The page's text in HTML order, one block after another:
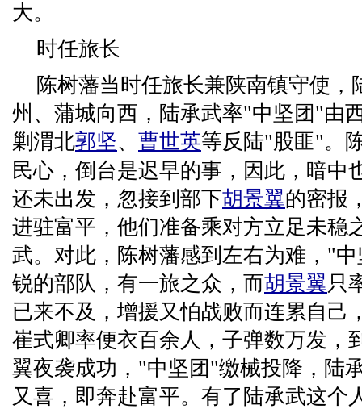
大。
时任旅长
陈树藩当时任旅长兼陕南镇守使
州、蒲城向西，陆承武率"中坚团"由
剿渭北郭坚、 曹世英等反陆"股匪"。
民心，倒台是迟早的事，因此，暗中
还未出发，忽接到部下胡景翼的密报
进驻富平，他们准备乘对方立足未稳
武。对此，陈树藩感到左右为难，"
锐的部队，有一旅之众，而胡景翼只
已来不及，增援又怕战败而连累自己
崔式卿率便衣百余人，子弹数万发，
翼夜袭成功，"中坚团"缴械投降，陆
又喜，即奔赴富平。有了陆承武这个